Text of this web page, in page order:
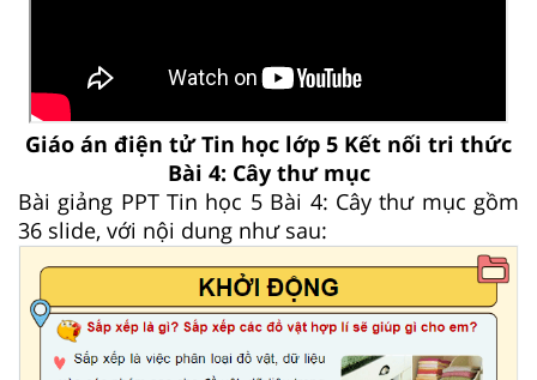
Giáo án điện tử Tin học lớp 5 Kết nối tri thức
Bài 4: Cây thư mục
Bài giảng PPT Tin học 5 Bài 4: Cây thư mục gồm
36 slide, với nội dung như sau: